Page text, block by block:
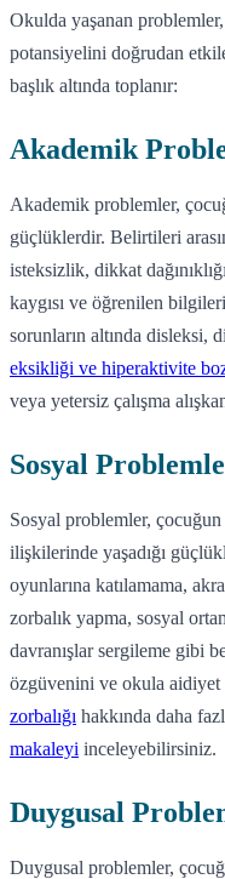
Okulda yaşanan
potansiyelini doğrudan
başlık altında toplanır:
Akademik
Akademik problemler,
güçlüklerdir. Belirtileri
isteksizlik, dikkat
kaygısı ve öğrenilen
sorunların altında disleksi,
eksikliği ve hiperaktivite
veya yetersiz çalışma
Sosyal
Sosyal problemler,
ilişkilerinde yaşadığı
oyunlarına katılamama,
zorbalık yapma, sosyal
davranışlar sergileme gibi
özgüvenini ve okula
zorbalığı hakkında daha
makaleyi inceleyebilirsiniz.
Duygusal
Duygusal problemler,